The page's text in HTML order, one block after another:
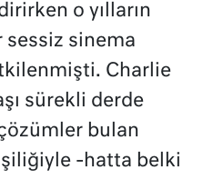
o yılların
sinema
Charlie
sürekli derde
bulan
-hatta belki